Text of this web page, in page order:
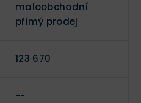
maloobchodní
přímý prodej
123 670
--